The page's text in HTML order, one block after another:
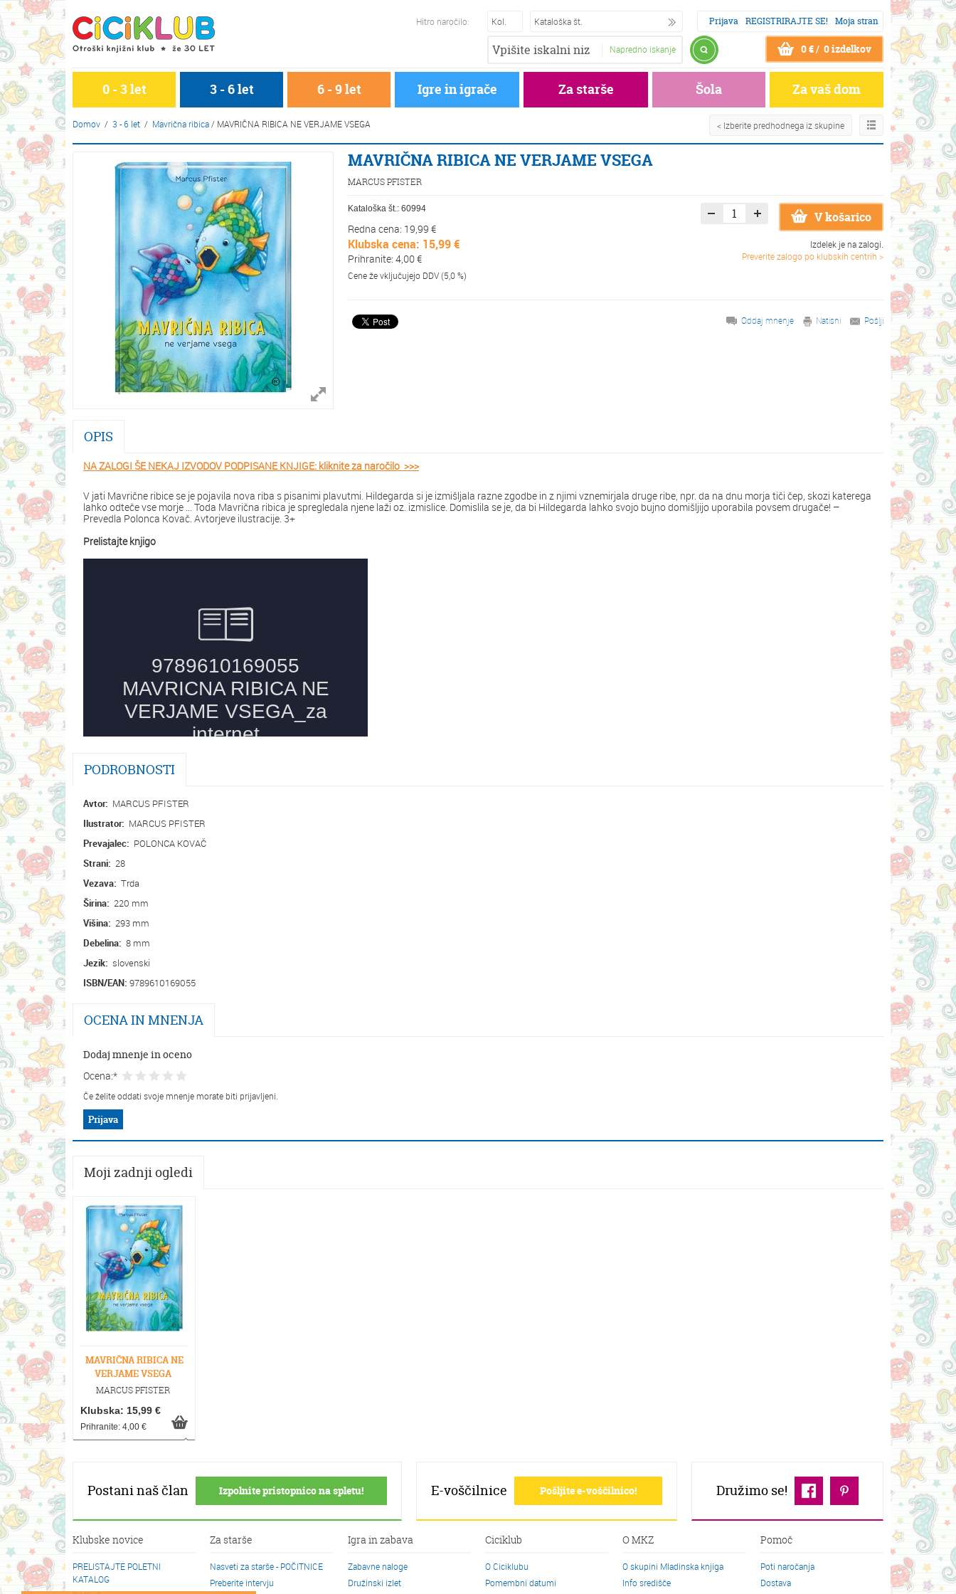
Hitro naročilo: Prijava REGISTRIRAJTE SE! Moja stran
Napredno iskanje 0 € / 0 izdelkov
0 - 3 let 3 - 6 let 6 - 9 let Igre in igrače Za starše Šola Za vaš dom
Domov / 3 - 6 let / Mavrična ribica/ MAVRIČNA RIBICA NE VERJAME VSEGA < Izberite predhodnega iz skupine
MAVRIČNA RIBICA NE VERJAME VSEGA
MARCUS PFISTER
Kataloška št.:60994
Redna cena: 19,99 €
Klubska cena: 15,99 €
Prihranite: 4,00 €
Cene že vključujejo DDV (5,0 %)
V košarico
Izdelek je na zalogi.
Preverite zalogo po klubskih centrih >
Oddaj mnenje Natisni Pošlji
OPIS
NA ZALOGI ŠE NEKAJ IZVODOV PODPISANE KNJIGE: kliknite za naročilo >>>
V jati Mavrične ribice se je pojavila nova riba s pisanimi plavutmi. Hildegarda si je izmišljala razne zgodbe in z njimi vznemirjala druge ribe, npr. da na dnu morja tiči čep, skozi katerega
lahko odteče vse morje ... Toda Mavrična ribica je spregledala njene laži oz. izmislice. Domislila se je, da bi Hildegarda lahko svojo bujno domišljijo uporabila povsem drugače! –
Prevedla Polonca Kovač. Avtorjeve ilustracije. 3+
Prelistajte knjigo
PODROBNOSTI
Avtor: MARCUS PFISTER
Ilustrator: MARCUS PFISTER
Prevajalec: POLONCA KOVAČ
Strani: 28
Vezava: Trda
Širina: 220 mm
Višina: 293 mm
Debelina: 8 mm
Jezik: slovenski
ISBN/EAN: 9789610169055
OCENA IN MNENJA
Dodaj mnenje in oceno
Ocena:*
Če želite oddati svoje mnenje morate biti prijavljeni.
Prijava
Moji zadnji ogledi
MAVRIČNA RIBICA NE
VERJAME VSEGA
MARCUS PFISTER
Klubska: 15,99 €
Prihranite: 4,00 €
Postani naš član Izpolnite pristopnico na spletu! E-voščilnice Pošljite e-voščilnico! Družimo se!
Klubske novice
PRELISTAJTE POLETNI
KATALOG
Za starše
Nasveti za starše - POČITNICE
Preberite intervju
Igra in zabava
Zabavne naloge
Družinski izlet
Ciciklub
O Ciciklubu
Pomembni datumi
O MKZ
O skupini Mladinska knjiga
Info središče
Pomoč
Poti naročanja
Dostava